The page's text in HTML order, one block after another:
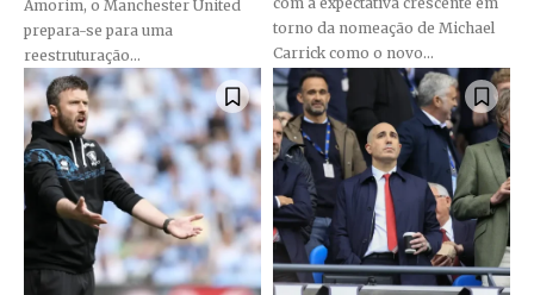
Amorim, o Manchester United
prepara-se para uma
reestruturação...
torno da nomeação de Michael
Carrick como o novo...